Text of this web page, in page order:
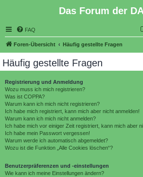
Das Forum der
FAQ
Foren-Übersicht Häufig gestellte Fragen
Häufig gestellte Fragen
Registrierung und Anmeldung
Wozu muss ich mich registrieren?
Was ist COPPA?
Warum kann ich mich nicht registrieren?
Ich habe mich registriert, kann mich aber nicht anmelden!
Warum kann ich mich nicht anmelden?
Ich habe mich vor einiger Zeit registriert, kann mich aber
Ich habe mein Passwort vergessen!
Warum werde ich automatisch abgemeldet?
Wozu ist die Funktion „Alle Cookies löschen“?
Benutzerpräferenzen und -einstellungen
Wie kann ich meine Einstellungen ändern?